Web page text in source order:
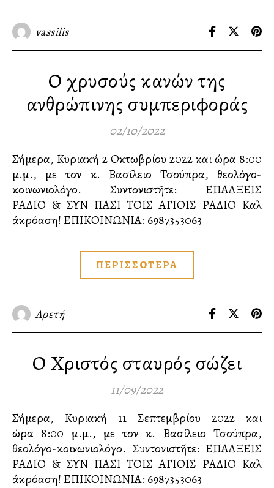
vassilis
Ο χρυσούς κανών της
ανθρώπινης συμπεριφοράς
02/10/2022
Σήμερα, Κυριακή 2 Οκτωβρίου 2022 και ώρα 8:00
μ.μ., με τον κ. Βασίλειο Τσούπρα, θεολόγο-
κοινωνιολόγο. Συντονιστῆτε: ΕΠΑΛΞΕΙΣ
ΡΑΔΙΟ & ΣΥΝ ΠΑΣΙ ΤΟΙΣ ΑΓΙΟΙΣ ΡΑΔΙΟ Καλὴ
ἀκρόαση! ΕΠΙΚΟΙΝΩΝΙΑ:️ 6987353063
ΠΕΡΙΣΣΟΤΕΡΑ
Αρετή
Ο Χριστός σταυρός σώζει
11/09/2022
Σήμερα, Κυριακή 11 Σεπτεμβρίου 2022 και
ώρα 8:00 μ.μ., με τον κ. Βασίλειο Τσούπρα,
θεολόγο-κοινωνιολόγο. Συντονιστῆτε: ΕΠΑΛΞΕΙΣ
ΡΑΔΙΟ & ΣΥΝ ΠΑΣΙ ΤΟΙΣ ΑΓΙΟΙΣ ΡΑΔΙΟ Καλὴ
ἀκρόαση! ΕΠΙΚΟΙΝΩΝΙΑ:️ 6987353063